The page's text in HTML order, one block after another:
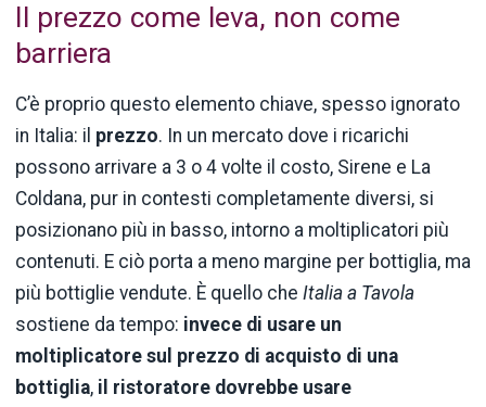
Il prezzo come leva, non come
barriera
C’è proprio questo elemento chiave, spesso ignorato
in Italia: il prezzo. In un mercato dove i ricarichi
possono arrivare a 3 o 4 volte il costo, Sirene e La
Coldana, pur in contesti completamente diversi, si
posizionano più in basso, intorno a moltiplicatori più
contenuti. E ciò porta a meno margine per bottiglia, ma
più bottiglie vendute. È quello che Italia a Tavola
sostiene da tempo: invece di usare un
moltiplicatore sul prezzo di acquisto di una
bottiglia, il ristoratore dovrebbe usare